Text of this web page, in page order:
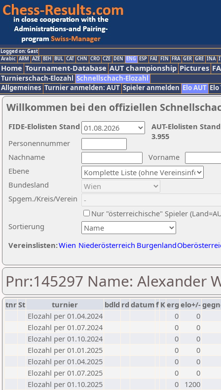
Logged on: Gast
Arabic ARM AZE BIH BUL CAT CHN CRO CZE DEN ENG ESP FAI FIN FRA GER GRE INA
Home Tournament-Database AUT championship Pictures
Turnierschach-Elozahl Schnellschach-Elozahl
Allgemeines Turnier anmelden: AUT Spieler anmelden Elo AUT
Willkommen bei den offiziellen
Nachname
Vorname
Ebene
Sortierung
Personennummer
Bundesland
Spgem./Kreis/Verein
Nur "österreichische" Spieler
Vereinslisten:Wien Niederösterreich Burgenland
AUT-Elolisten
3.955
FIDE-Elolisten Stand
Pnr:145297 Name: Alexander
tnrSt turnier bdld rd datumf Kerg elo+/-
Elozahl per 01.04.2024
0
0
Elozahl per 01.07.2024
0
0
Elozahl per 01.10.2024
0
0
Elozahl per 01.01.2025
0
0
Elozahl per 01.04.2025
0
0
Elozahl per 01.07.2025
0
0
Elozahl per 01.10.2025
0
1200